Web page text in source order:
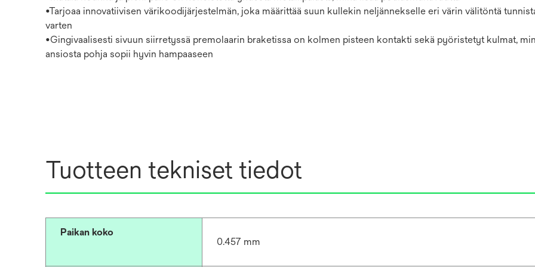
•Tarjoaa innovatiivisen värikoodijärjestelmän, joka määrittää suun kullekin neljännekselle eri värin välitöntä
varten
•Gingivaalisesti sivuun siirretyssä premolaarin braketissa on kolmen pisteen kontakti sekä pyöristetyt kulmat,
ansiosta pohja sopii hyvin hampaaseen
Tuotteen tekniset tiedot
Paikan koko
0.457 mm